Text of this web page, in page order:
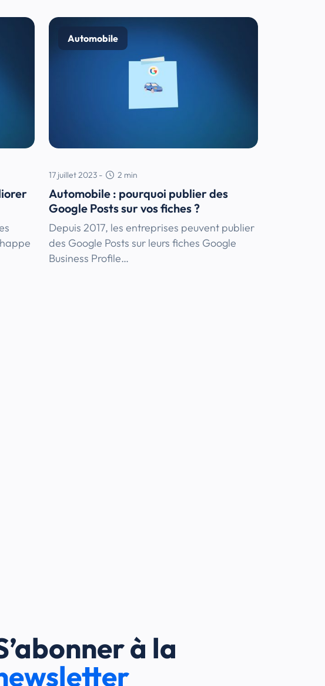
Automobile
17 juillet 2023 - 2 min
Automobile : pourquoi publier des
Google Posts sur vos fiches ?
Depuis 2017, les entreprises peuvent publier
des Google Posts sur leurs fiches Google
Business Profile…
à la